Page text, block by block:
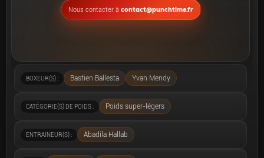
Nous contacter à contact@punchtime.fr
BOXEUR(S) : Bastien Ballesta Yvan Mendy
CATÉGORIE(S) DE POIDS : Poids super-légers
ENTRAINEUR(S) : Abadila Hallab